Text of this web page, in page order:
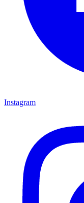
Instagram